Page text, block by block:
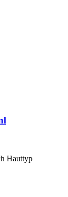
Hauttyp